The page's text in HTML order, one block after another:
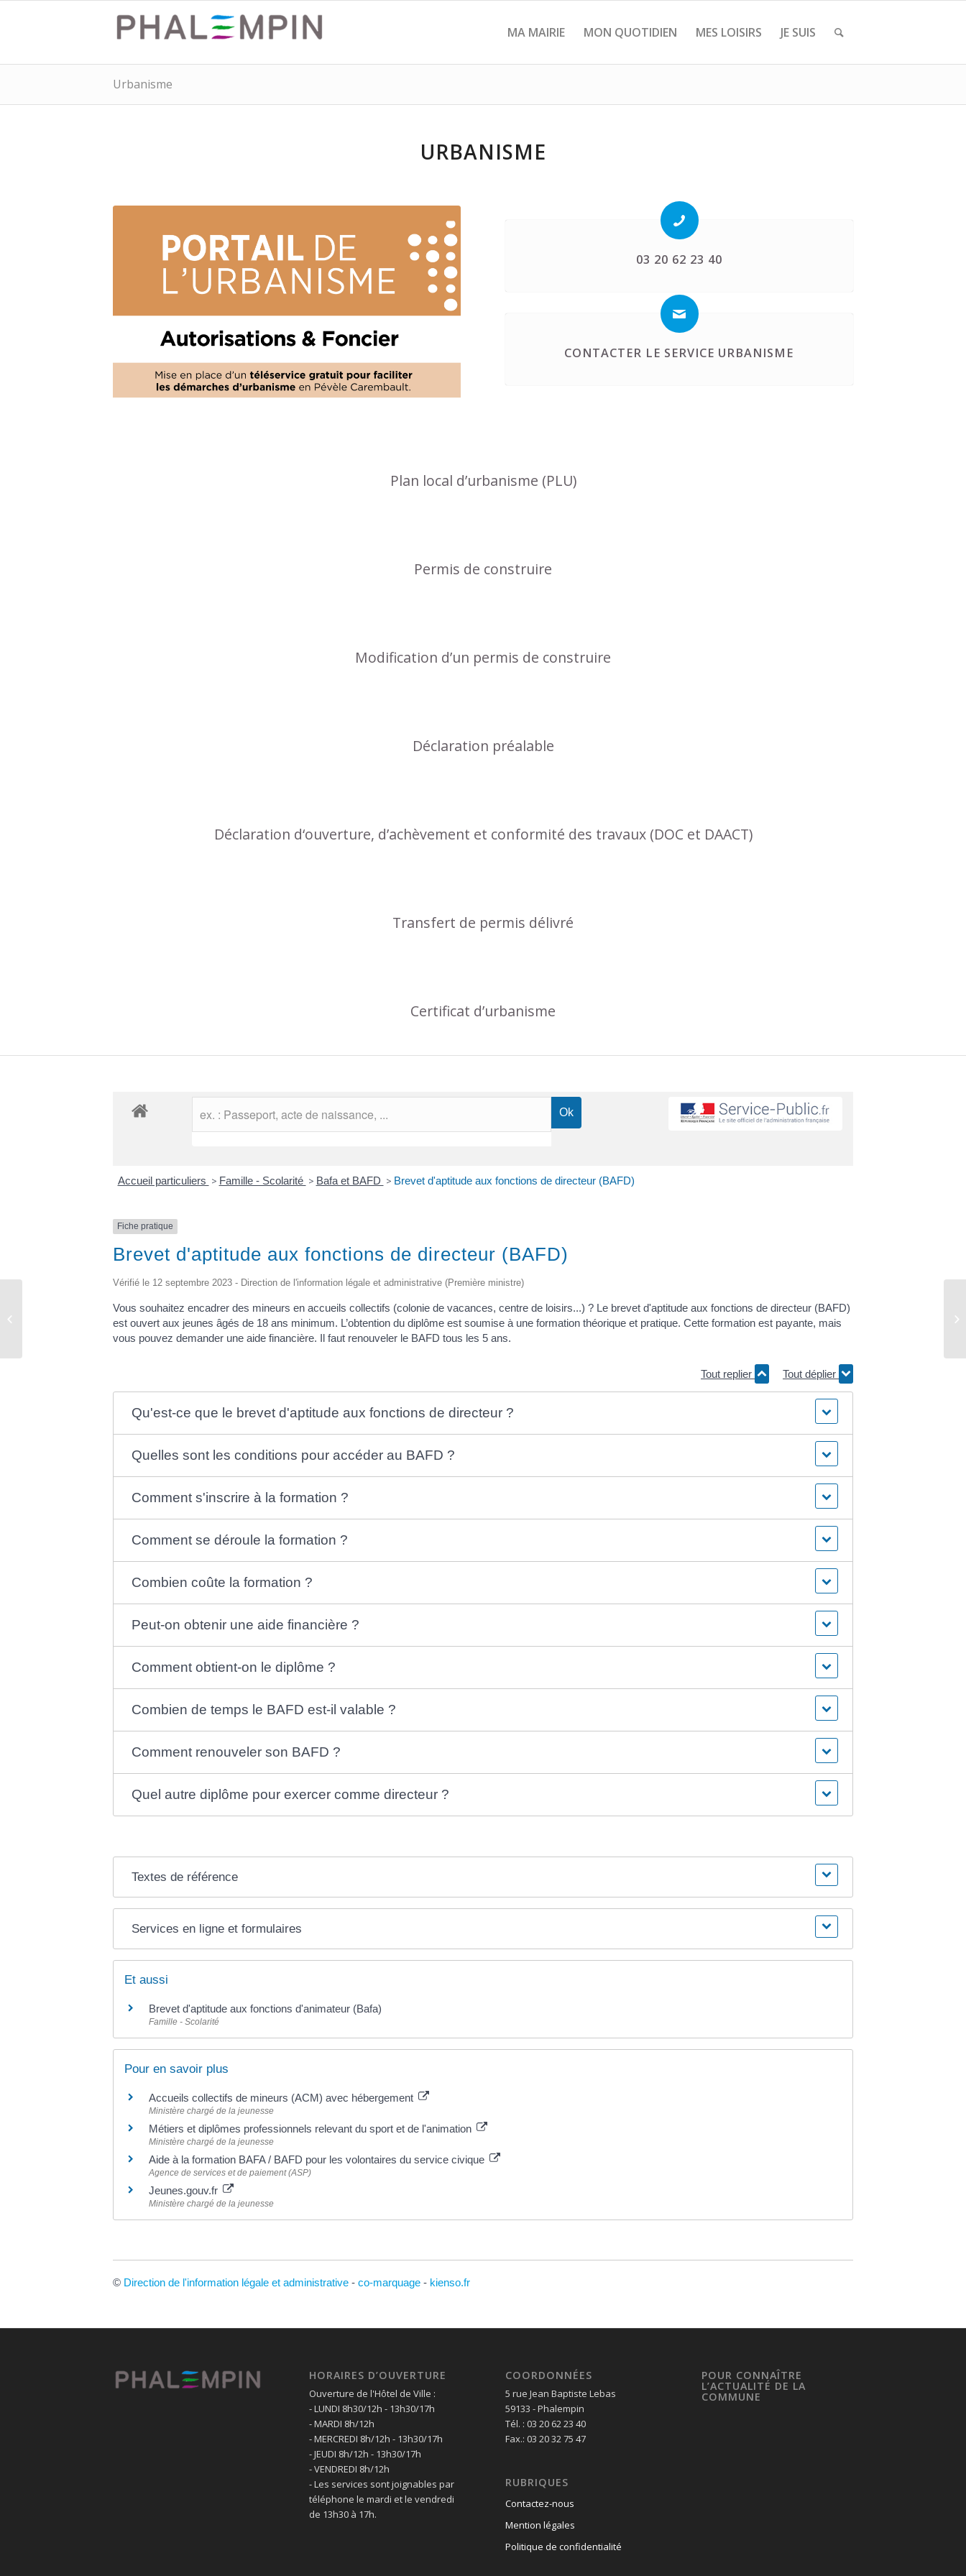
MA MAIRIE MON QUOTIDIEN MES LOISIRS JE SUIS
Urbanisme
URBANISME
03 20 62 23 40
CONTACTER LE SERVICE URBANISME
Plan local d’urbanisme (PLU)
Permis de construire
Modification d’un permis de construire
Déclaration préalable
Déclaration d‘ouverture, d’achèvement et conformité des travaux (DOC et DAACT)
Transfert de permis délivré
Certificat d’urbanisme
Accueil particuliers > Famille - Scolarité > Bafa et BAFD > Brevet d'aptitude aux fonctions de directeur (BAFD)
Fiche pratique
Brevet d'aptitude aux fonctions de directeur (BAFD)
Vérifié le 12 septembre 2023 - Direction de l'information légale et administrative (Première ministre)
Vous souhaitez encadrer des mineurs en accueils collectifs (colonie de vacances, centre de loisirs...) ? Le brevet d'aptitude aux fonctions de directeur (BAFD)
est ouvert aux jeunes âgés de 18 ans minimum. L’obtention du diplôme est soumise à une formation théorique et pratique. Cette formation est payante, mais
vous pouvez demander une aide financière. Il faut renouveler le BAFD tous les 5 ans.
Tout replier Tout déplier
Qu'est-ce que le brevet d'aptitude aux fonctions de directeur ?
Quelles sont les conditions pour accéder au BAFD ?
Comment s'inscrire à la formation ?
Comment se déroule la formation ?
Combien coûte la formation ?
Peut-on obtenir une aide financière ?
Comment obtient-on le diplôme ?
Combien de temps le BAFD est-il valable ?
Comment renouveler son BAFD ?
Quel autre diplôme pour exercer comme directeur ?
Textes de référence
Services en ligne et formulaires
Et aussi
Brevet d'aptitude aux fonctions d'animateur (Bafa)
Famille - Scolarité
Pour en savoir plus
Accueils collectifs de mineurs (ACM) avec hébergement
Ministère chargé de la jeunesse
Métiers et diplômes professionnels relevant du sport et de l'animation
Ministère chargé de la jeunesse
Aide à la formation BAFA / BAFD pour les volontaires du service civique
Agence de services et de paiement (ASP)
Jeunes.gouv.fr
Ministère chargé de la jeunesse
© Direction de l'information légale et administrative - co-marquage - kienso.fr
HORAIRES D’OUVERTURE
Ouverture de l'Hôtel de Ville :
- LUNDI 8h30/12h - 13h30/17h
- MARDI 8h/12h
- MERCREDI 8h/12h - 13h30/17h
- JEUDI 8h/12h - 13h30/17h
- VENDREDI 8h/12h
- Les services sont joignables par
téléphone le mardi et le vendredi
de 13h30 à 17h.
COORDONNÉES
5 rue Jean Baptiste Lebas
59133 - Phalempin
Tél. : 03 20 62 23 40
Fax.: 03 20 32 75 47
RUBRIQUES
Contactez-nous
Mention légales
Politique de confidentialité
POUR CONNAÎTRE
L’ACTUALITÉ DE LA
COMMUNE
Comptes rendus des conseils